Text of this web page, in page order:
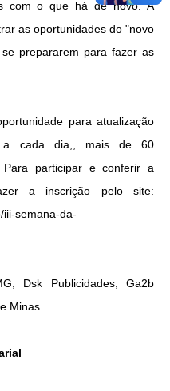
com o que há de novo. A
as oportunidades do "novo
prepararem para fazer as
para atualização
a cada dia,, mais de 60
Para participar e conferir a
a inscrição pelo site:
iii-semana-da-
Dsk Publicidades, Ga2b
Minas.